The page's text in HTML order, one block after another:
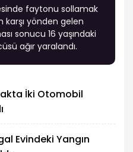
faytonu sollamak
yönden gelen
sonucu 16 yaşındaki
ağır yaralandı.
İki Otomobil
Evindeki Yangın